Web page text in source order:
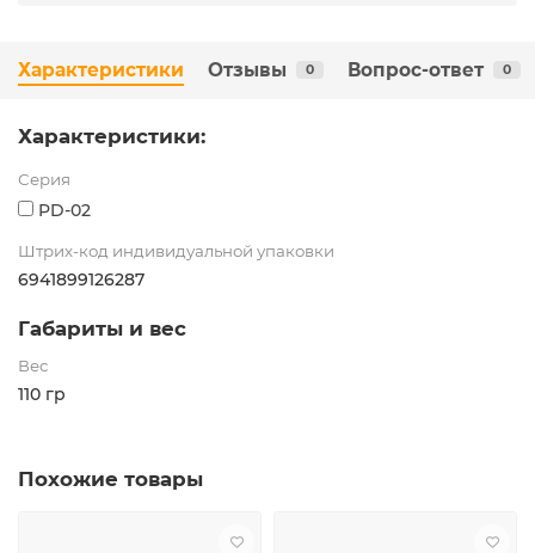
Характеристики Отзывы 0 Вопрос-ответ 0
Характеристики:
Серия
PD-02
Штрих-код индивидуальной упаковки
6941899126287
Габариты и вес
Вес
110 гр
Похожие товары